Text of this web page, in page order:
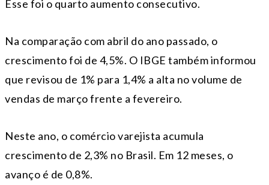
Esse foi o quarto aumento consecutivo.
Na comparação com abril do ano passado, o
crescimento foi de 4,5%. O IBGE também informou
que revisou de 1% para 1,4% a alta no volume de
vendas de março frente a fevereiro.
Neste ano, o comércio varejista acumula
crescimento de 2,3% no Brasil. Em 12 meses, o
avanço é de 0,8%.